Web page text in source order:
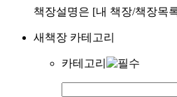
책장설명은 [내 책장/책장목
새책장 카테고리
카테고리